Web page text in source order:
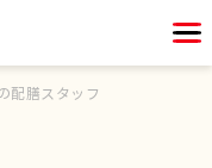
配膳スタッフ